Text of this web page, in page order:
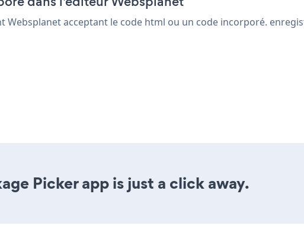
Websplanet acceptant le code html ou un code incorporé.
Picker app is just a click away.